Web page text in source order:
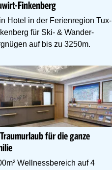
9 10
Finkenberg
Hotel in der Ferienregion Tux-
für Ski- & Wander-
auf bis zu 3250m.
Traumurlaub für die ganze
Wellnessbereich auf 4